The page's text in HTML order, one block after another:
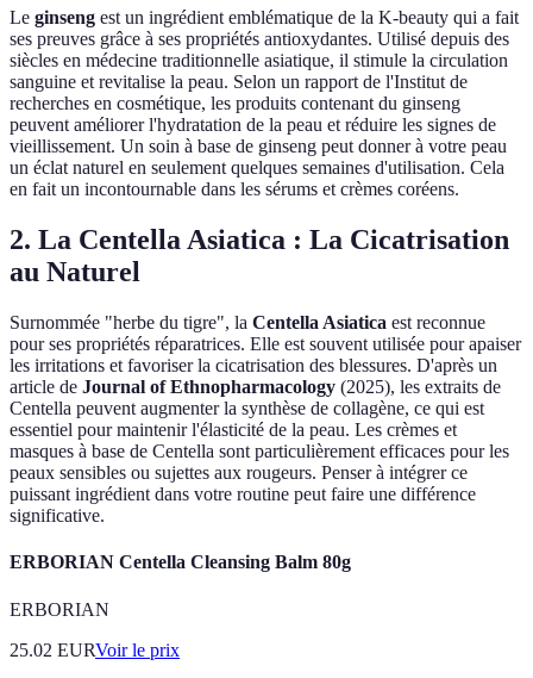
Le ginseng est un ingrédient emblématique de la K-beauty qui a fait
ses preuves grâce à ses propriétés antioxydantes. Utilisé depuis des
siècles en médecine traditionnelle asiatique, il stimule la circulation
sanguine et revitalise la peau. Selon un rapport de l'Institut de
recherches en cosmétique, les produits contenant du ginseng
peuvent améliorer l'hydratation de la peau et réduire les signes de
vieillissement. Un soin à base de ginseng peut donner à votre peau
un éclat naturel en seulement quelques semaines d'utilisation. Cela
en fait un incontournable dans les sérums et crèmes coréens.
2. La Centella Asiatica : La Cicatrisation
au Naturel
Surnommée "herbe du tigre", la Centella Asiatica est reconnue
pour ses propriétés réparatrices. Elle est souvent utilisée pour apaiser
les irritations et favoriser la cicatrisation des blessures. D'après un
article de Journal of Ethnopharmacology (2025), les extraits de
Centella peuvent augmenter la synthèse de collagène, ce qui est
essentiel pour maintenir l'élasticité de la peau. Les crèmes et
masques à base de Centella sont particulièrement efficaces pour les
peaux sensibles ou sujettes aux rougeurs. Penser à intégrer ce
puissant ingrédient dans votre routine peut faire une différence
significative.
ERBORIAN Centella Cleansing Balm 80g
ERBORIAN
25.02 EURVoir le prix